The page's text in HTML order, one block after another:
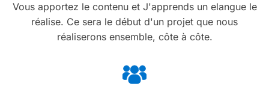
Vous apportez le contenu et J'apprends un elangue le
réalise. Ce sera le début d'un projet que nous
réaliserons ensemble, côte à côte.